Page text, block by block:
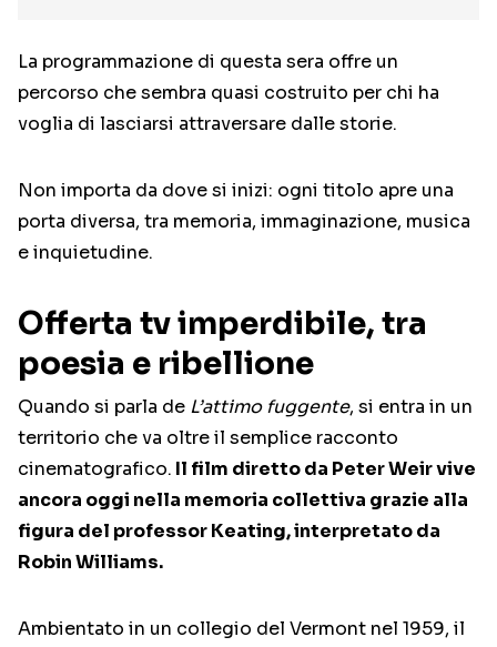
La programmazione di questa sera offre un
percorso che sembra quasi costruito per chi ha
voglia di lasciarsi attraversare dalle storie.
Non importa da dove si inizi: ogni titolo apre una
porta diversa, tra memoria, immaginazione, musica
e inquietudine.
Offerta tv imperdibile, tra
poesia e ribellione
Quando si parla de L’attimo fuggente, si entra in un
territorio che va oltre il semplice racconto
cinematografico. Il film diretto da Peter Weirvive
ancora oggi nella memoria collettiva grazie alla
figura del professor Keating, interpretato da
Robin Williams.
Ambientato in un collegio del Vermont nel 1959, il